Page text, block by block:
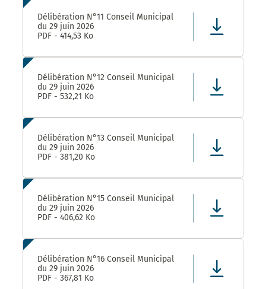
Délibération N°11 Conseil Municipal
du 29 juin 2026
PDF - 414,53 Ko
Délibération N°12 Conseil Municipal
du 29 juin 2026
PDF - 532,21 Ko
Délibération N°13 Conseil Municipal
du 29 juin 2026
PDF - 381,20 Ko
Délibération N°15 Conseil Municipal
du 29 juin 2026
PDF - 406,62 Ko
Délibération N°16 Conseil Municipal
du 29 juin 2026
PDF - 367,81 Ko